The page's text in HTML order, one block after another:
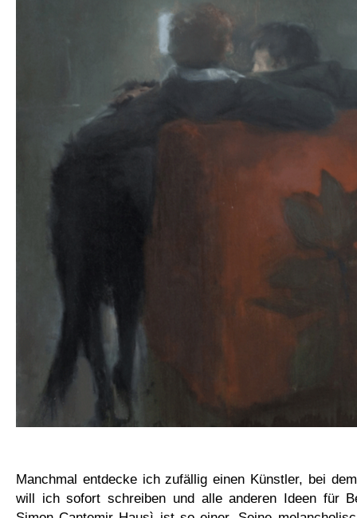
Manchmal entdecke ich zufällig einen Künstler, bei
will ich sofort schreiben und alle anderen Ideen für